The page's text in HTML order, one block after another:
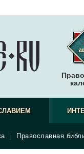
Православная